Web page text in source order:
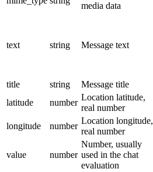
media data
text string Message text
title
string Message title
latitude
number
Location latitude,
real number
longitude
number
Location longitude,
real number
value number
Number, usually
used in the chat
evaluation